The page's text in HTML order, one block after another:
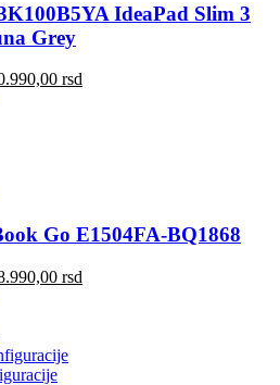
IdeaPad Slim 3
Grey
rsd
Go E1504FA-BQ1868
rsd